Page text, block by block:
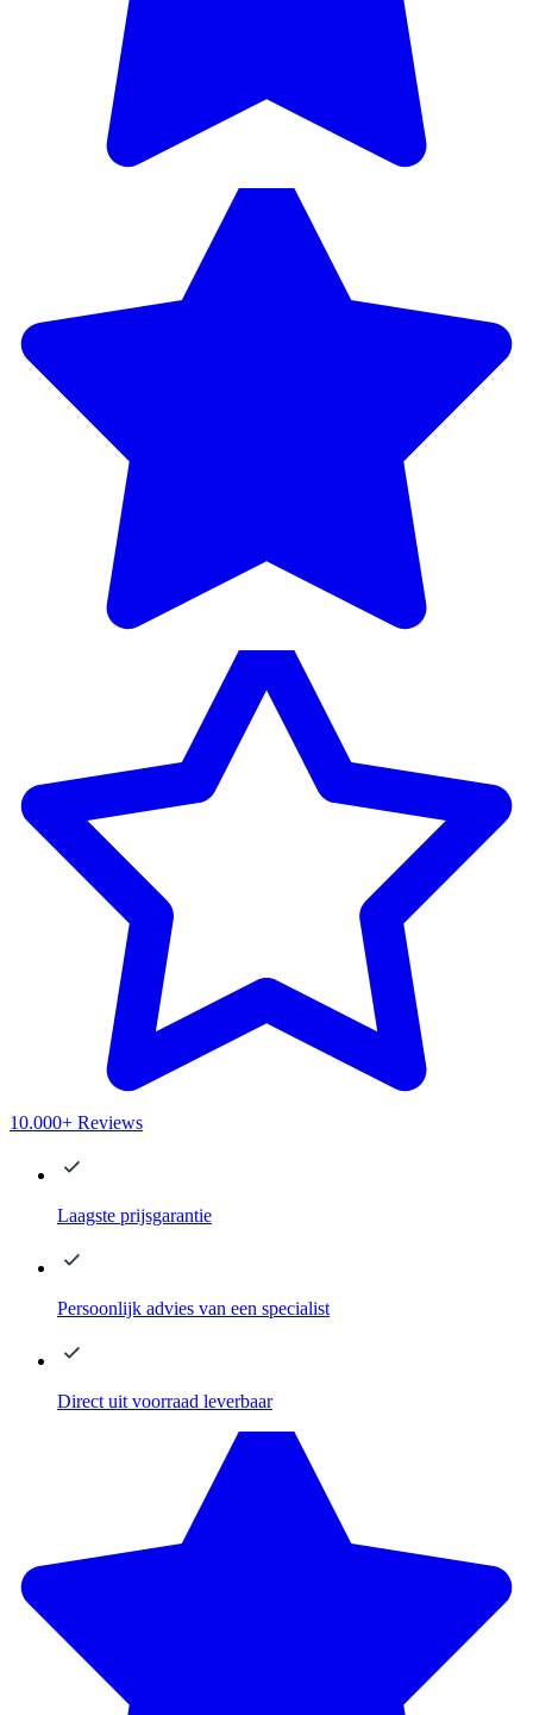
10.000+ Reviews
Laagste prijsgarantie
Persoonlijk advies van een specialist
Direct uit voorraad leverbaar